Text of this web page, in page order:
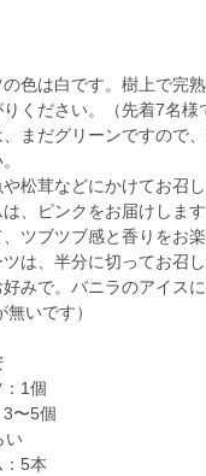
色は白です。樹上で完
ください。（先着7名様
、まだグリーンですので
松茸などにかけてお召
は、ピンクをお届けしま
ツブツブ感と香りをお楽
は、半分に切ってお召
みで。バニラのアイス
いです）
：1個
3〜5個
い
：5本